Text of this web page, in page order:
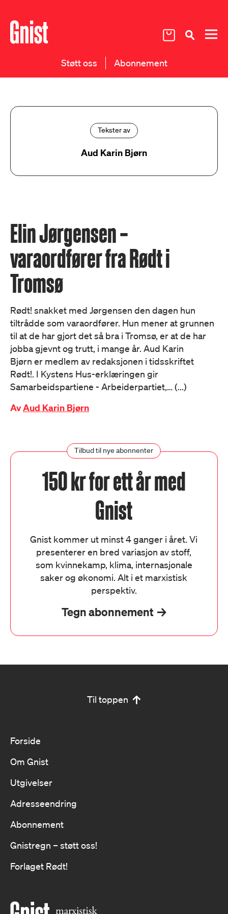
Støtt oss Abonnement
Tekster av
Aud Karin Bjørn
Elin Jørgensen –
varaordfører fra Rødt i
Tromsø
Rødt! snakket med Jørgensen den dagen hun
tiltrådde som varaordfører. Hun mener at grunnen
til at de har gjort det så bra i Tromsø, er at de har
jobba gjevnt og trutt, i mange år. Aud Karin
Bjørn er medlem av redaksjonen i tidsskriftet
Rødt!. I Kystens Hus-erklæringen gir
Samarbeidspartiene - Arbeiderpartiet,… (...)
AvAud Karin Bjørn
Tilbud til nye abonnenter
150 kr for ett år med
Gnist
Gnist kommer ut minst 4 ganger i året. Vi
presenterer en bred variasjon av stoff,
som kvinnekamp, klima, internasjonale
saker og økonomi. Alt i et marxistisk
perspektiv.
Tegn abonnement
Til toppen
Forside
Om Gnist
Utgivelser
Adresseendring
Abonnement
Gnistregn – støtt oss!
Forlaget Rødt!